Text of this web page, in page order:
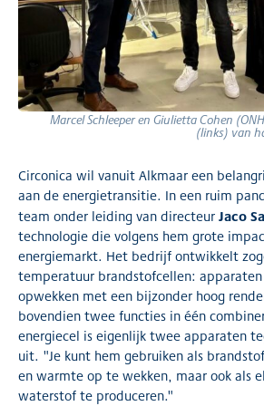
Circonica wil vanuit Alkmaar een
aan de energietransitie. In een ruim
team onder leiding van directeurJaco
technologie die volgens hem grote
energiemarkt. Het bedrijf ontwikkelt
temperatuur brandstofcellen:
opwekken met een bijzonder hoog
bovendien twee functies in één
energiecel is eigenlijk twee apparaten
uit. "Je kunt hem gebruiken als
en warmte op te wekken, maar ook als
waterstof te produceren."
Marcel Schleeper en Giulietta Cohen
(links) van